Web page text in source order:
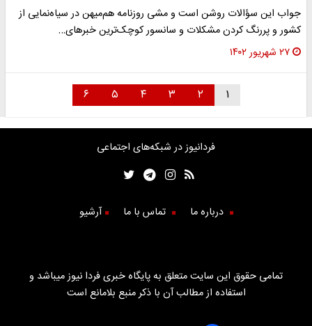
جواب این سؤالات روشن است و مشی روزنامه هم‌میهن در سیاه‌نمایی از
کشور و پررنگ کردن مشکلات و سانسور کوچک‌ترین خبر‌های…
۲۷ شهریور ۱۴۰۲
۱ ۲ ۳ ۴ ۵ ۶
فردانیوز در شبکه‌های اجتماعی
درباره ما تماس با ما آرشیو
تمامی حقوق این سایت متعلق به پایگاه خبری فردا نیوز میباشد و
استفاده از مطالب آن با ذکر منبع بلامانع است